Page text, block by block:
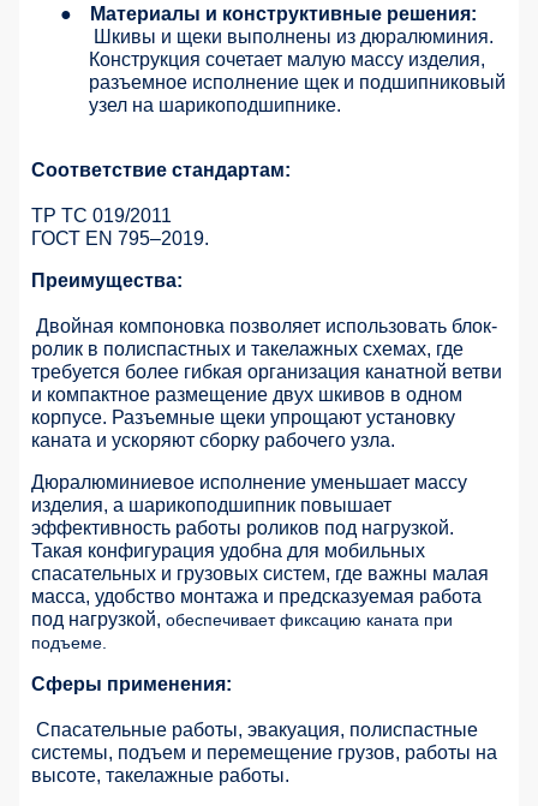
●
Материалы и конструктивные решения:
Шкивы и щеки выполнены из дюралюминия.
Конструкция сочетает малую массу изделия,
разъемное исполнение щек и подшипниковый
узел на шарикоподшипнике.
Соответствие стандартам:
ТР ТС 019/2011
ГОСТ EN 795–2019.
Преимущества:
Двойная компоновка позволяет использовать блок-
ролик в полиспастных и такелажных схемах, где
требуется более гибкая организация канатной ветви
и компактное размещение двух шкивов в одном
корпусе. Разъемные щеки упрощают установку
каната и ускоряют сборку рабочего узла.
Дюралюминиевое исполнение уменьшает массу
изделия, а шарикоподшипник повышает
эффективность работы роликов под нагрузкой.
Такая конфигурация удобна для мобильных
спасательных и грузовых систем, где важны малая
масса, удобство монтажа и предсказуемая работа
под нагрузкой, обеспечивает фиксацию каната при
подъеме.
Сферы применения:
Спасательные работы, эвакуация, полиспастные
системы, подъем и перемещение грузов, работы на
высоте, такелажные работы.